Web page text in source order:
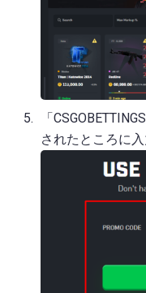
「
されたところに